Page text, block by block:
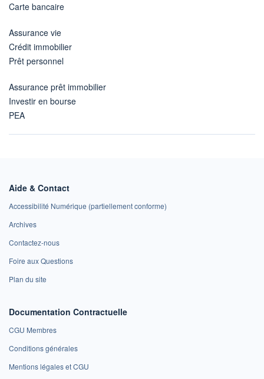
Carte bancaire
Assurance vie
Crédit immobilier
Prêt personnel
Assurance prêt immobilier
Investir en bourse
PEA
Aide & Contact
Accessibilité Numérique (partiellement conforme)
Archives
Contactez-nous
Foire aux Questions
Plan du site
Documentation Contractuelle
CGU Membres
Conditions générales
Mentions légales et CGU